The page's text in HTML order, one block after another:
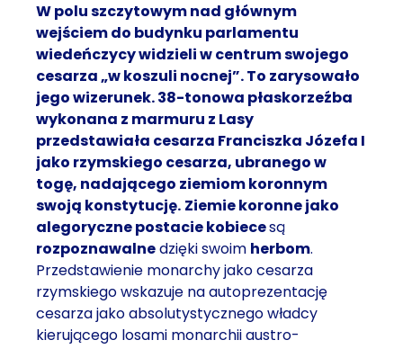
W polu szczytowym nad głównym
wejściem do budynku parlamentu
wiedeńczycy widzieli w centrum swojego
cesarza „w koszuli nocnej”. To zarysowało
jego wizerunek. 38-tonowa płaskorzeźba
wykonana z marmuru z Lasy
przedstawiała cesarza Franciszka Józefa I
jako rzymskiego cesarza, ubranego w
togę, nadającego ziemiom koronnym
swoją konstytucję. Ziemie koronne jako
alegoryczne postacie kobiecesą
rozpoznawalnedzięki swoim herbom.
Przedstawienie monarchy jako cesarza
rzymskiego wskazuje na autoprezentację
cesarza jako absolutystycznego władcy
kierującego losami monarchii austro-